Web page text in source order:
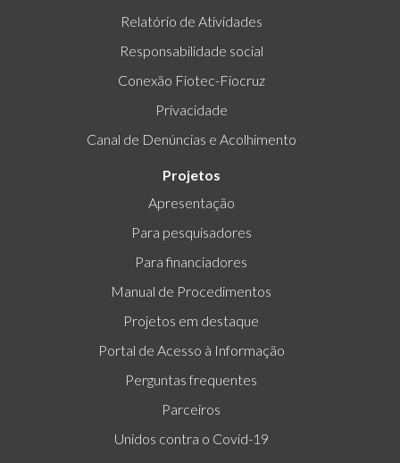
Relatório de Atividades
Responsabilidade social
Conexão Fiotec-Fiocruz
Privacidade
Canal de Denúncias e Acolhimento
Projetos
Apresentação
Para pesquisadores
Para financiadores
Manual de Procedimentos
Projetos em destaque
Portal de Acesso à Informação
Perguntas frequentes
Parceiros
Unidos contra o Covid-19